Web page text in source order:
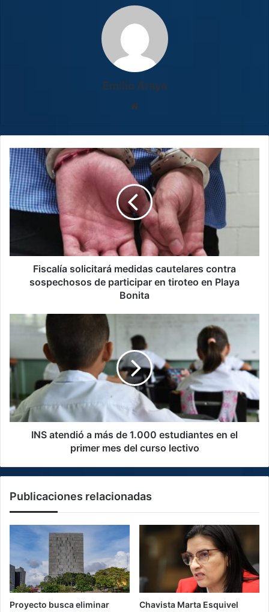
Emilio Araya
Fiscalía
solicitará
medidas
cautelares
contra
sospechosos
en
tiroteoFiscalía solicitará medidas cautelares contra
sospechosos de participar en tiroteo en Playa
Bonita
más
de
1.000
estudiantes
en
el
primerINS atendió a más de 1.000 estudiantes en el
primer mes del curso lectivo
Publicaciones relacionadas
Proyecto busca eliminar
Chavista Marta Esquivel